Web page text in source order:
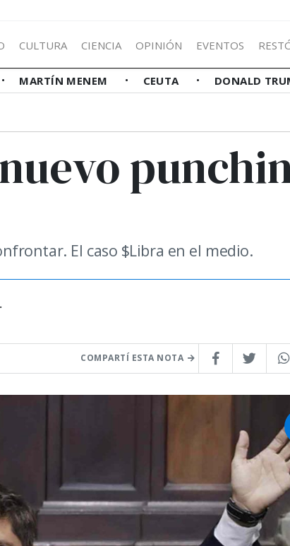
CULTURA CIENCIA OPINIÓN EVENTOS
MARTÍN MENEM CEUTA DONALD
El caso $Libra en el medio.
COMPARTÍ ESTA NOTA